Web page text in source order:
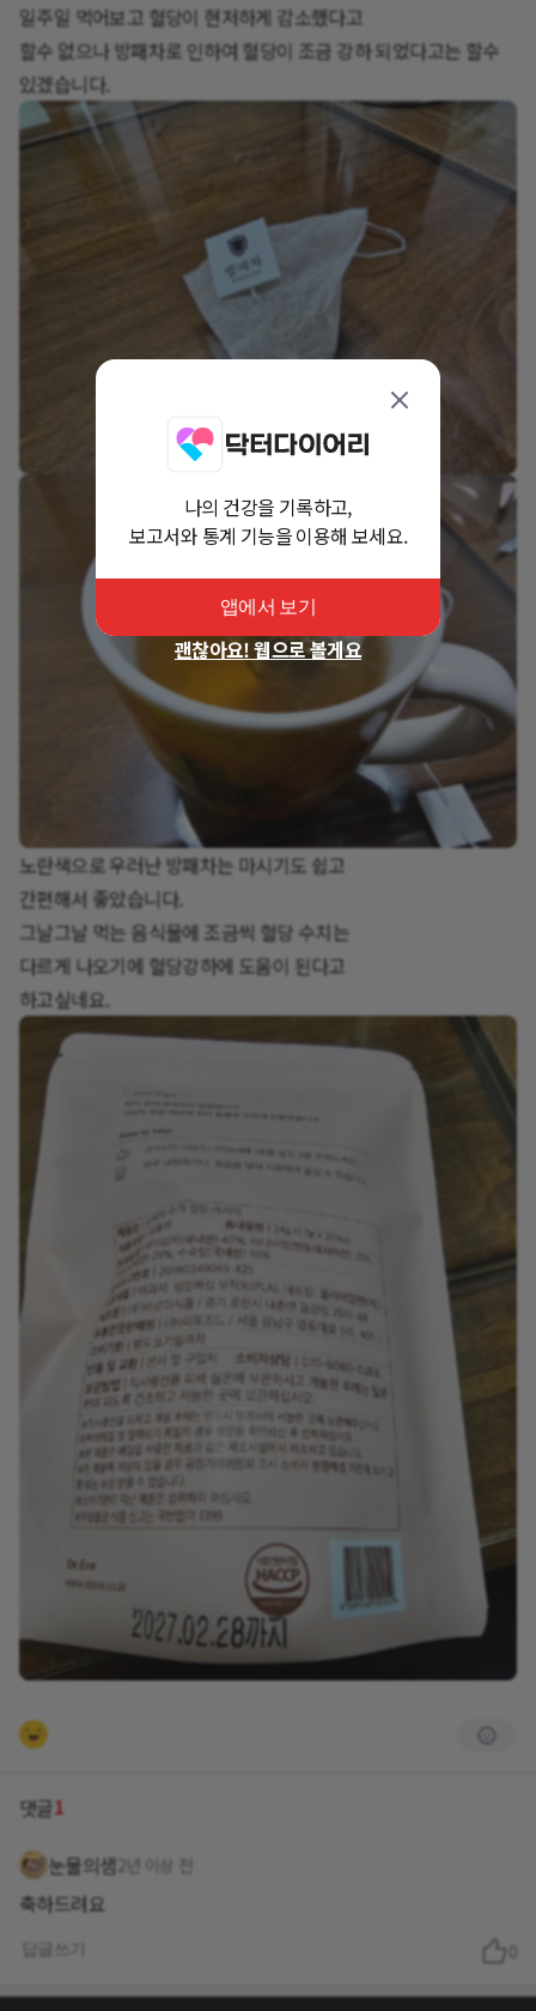
일주일 먹어보고 혈당이 현저하게 감소했다고
할수 없으나 방패차로 인하여 혈당이 조금 강하 되었다고는 할수
있겠습니다.
노란색으로 우러난 방패차는 마시기도 쉽고
간편해서 좋았습니다.
그날그날 먹는 음식물에 조금씩 혈당 수치는
다르게 나오기에 혈당강하에 도움이 된다고
하고싶네요.
댓글1
눈물의샘2년 이상 전
축하드려요
나의 건강을 기록하고,
보고서와 통계 기능을 이용해 보세요.
앱에서 보기
괜찮아요! 웹으로 볼게요